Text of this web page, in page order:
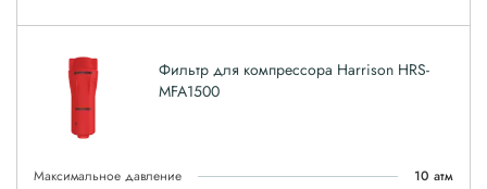
Фильтр для компрессора Harrison HRS-
MFA1500
Максимальное давление 10 атм